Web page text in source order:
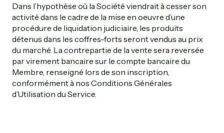
Dans l’hypothèse où la Société viendrait à cesser son
activité dans le cadre de la mise en oeuvre d’une
procédure de liquidation judiciaire, les produits
détenus dans les coffres-forts seront vendus au prix
du marché. La contrepartie de la vente sera reversée
par virement bancaire sur le compte bancaire du
Membre, renseigné lors de son inscription,
conformément à nos Conditions Générales
d’Utilisation du Service.